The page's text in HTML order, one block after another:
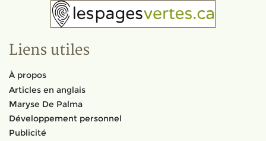
Liens utiles
À propos
Articles en anglais
Maryse De Palma
Développement personnel
Publicité